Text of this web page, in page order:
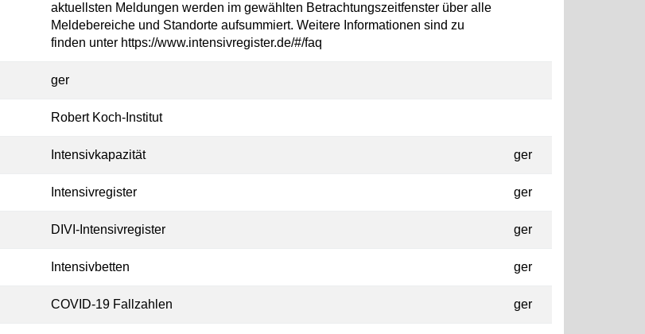
aktuellsten Meldungen werden im gewählten Betrachtungszeitfenster über alle
Meldebereiche und Standorte aufsummiert. Weitere Informationen sind zu
finden unter https://www.intensivregister.de/#/faq
ger
Robert Koch-Institut
Intensivkapazität ger
Intensivregister ger
DIVI-Intensivregister ger
Intensivbetten ger
COVID-19 Fallzahlen ger